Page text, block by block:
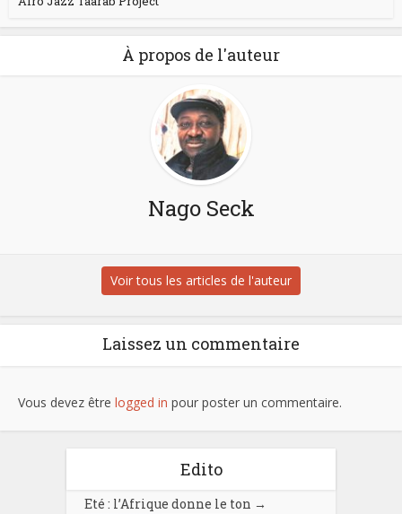
À propos de l'auteur
Nago Seck
Voir tous les articles de l'auteur
Laissez un commentaire
Vous devez être logged in pour poster un commentaire.
Edito
Eté : l’Afrique donne le ton →